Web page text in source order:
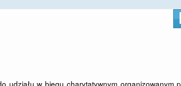
w biegu charytatywnym organizowanym